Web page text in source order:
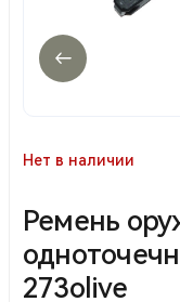
Нет в наличии
Ремень
273olive